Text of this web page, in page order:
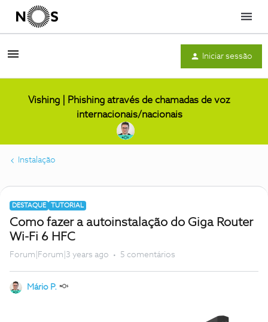
Menu
Iniciar sessão
Vishing | Phishing através de chamadas de voz
internacionais/nacionais
Instalação
DESTAQUE TUTORIAL
Como fazer a autoinstalação do Giga Router
Wi-Fi 6 HFC
Forum|Forum|3 years ago 5 comentários
Mário P.